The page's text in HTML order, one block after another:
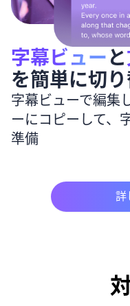
字幕ビューと
を簡単に切
字幕ビューで編集
ーにコピーして、
準備
詳